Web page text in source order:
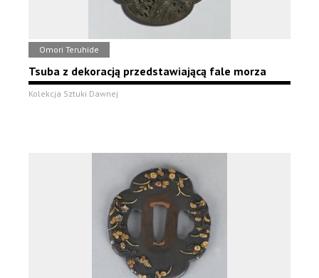
Omori Teruhide
Tsuba z dekoracją przedstawiającą fale morza
Kolekcja Sztuki Dawnej